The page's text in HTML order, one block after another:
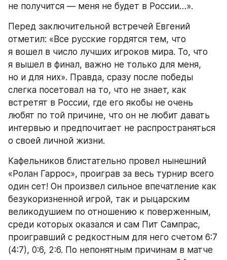
не получится — меня не будет в России…».
Перед заключительной встречей Евгений
отметил: «Все русские гордятся тем, что
я вошел в число лучших игроков мира. То, что
я вышел в финал, важно не только для меня,
но и для них». Правда, сразу после победы
слегка посетовал на то, что не знает, как
встретят в России, где его якобы не очень
любят по той причине, что он не любит давать
интервью и предпочитает не распространяться
о своей личной жизни.
Кафельников блистательно провел нынешний
«Ролан Гаррос», проиграв за весь турнир всего
один сет! Он произвел сильное впечатление как
безукоризненной игрой, так и рыцарским
великодушием по отношению к поверженным,
среди которых оказался и сам Пит Сампрас,
проигравший с редкостным для него счетом 6:7
(4:7), 0:6, 2:6. По непонятным причинам в матче